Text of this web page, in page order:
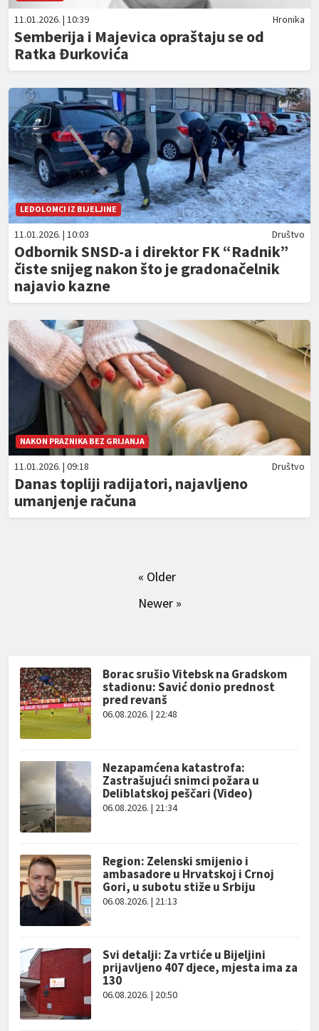
11.01.2026. | 10:39 Hronika
Semberija i Majevica opraštaju se od
Ratka Đurkovića
LEDOLOMCI IZ BIJELJINE
11.01.2026. | 10:03 Društvo
Odbornik SNSD-a i direktor FK “Radnik”
čiste snijeg nakon što je gradonačelnik
najavio kazne
NAKON PRAZNIKA BEZ GRIJANJA
11.01.2026. | 09:18 Društvo
Danas topliji radijatori, najavljeno
umanjenje računa
« Older
Newer »
Borac srušio Vitebsk na Gradskom
stadionu: Savić donio prednost
pred revanš
06.08.2026. | 22:48
Nezapamćena katastrofa:
Zastrašujući snimci požara u
Deliblatskoj peščari (Video)
06.08.2026. | 21:34
Region: Zelenski smijenio i
ambasadore u Hrvatskoj i Crnoj
Gori, u subotu stiže u Srbiju
06.08.2026. | 21:13
Svi detalji: Za vrtiće u Bijeljini
prijavljeno 407 djece, mjesta ima za
130
06.08.2026. | 20:50